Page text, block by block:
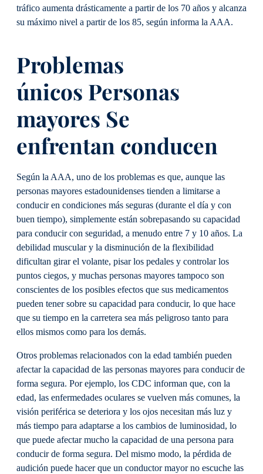
tráfico aumenta drásticamente a partir de los 70 años y alcanza
su máximo nivel a partir de los 85, según informa la AAA.
Problemas
únicos Personas
mayores Se
enfrentan conducen
Según la AAA, uno de los problemas es que, aunque las
personas mayores estadounidenses tienden a limitarse a
conducir en condiciones más seguras (durante el día y con
buen tiempo), simplemente están sobrepasando su capacidad
para conducir con seguridad, a menudo entre 7 y 10 años. La
debilidad muscular y la disminución de la flexibilidad
dificultan girar el volante, pisar los pedales y controlar los
puntos ciegos, y muchas personas mayores tampoco son
conscientes de los posibles efectos que sus medicamentos
pueden tener sobre su capacidad para conducir, lo que hace
que su tiempo en la carretera sea más peligroso tanto para
ellos mismos como para los demás.
Otros problemas relacionados con la edad también pueden
afectar la capacidad de las personas mayores para conducir de
forma segura. Por ejemplo, los CDC informan que, con la
edad, las enfermedades oculares se vuelven más comunes, la
visión periférica se deteriora y los ojos necesitan más luz y
más tiempo para adaptarse a los cambios de luminosidad, lo
que puede afectar mucho la capacidad de una persona para
conducir de forma segura. Del mismo modo, la pérdida de
audición puede hacer que un conductor mayor no escuche las